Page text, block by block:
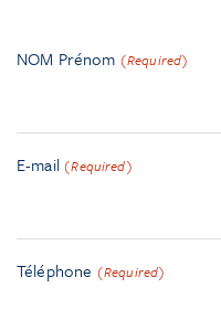
NOM Prénom (Required)
E-mail (Required)
Téléphone (Required)